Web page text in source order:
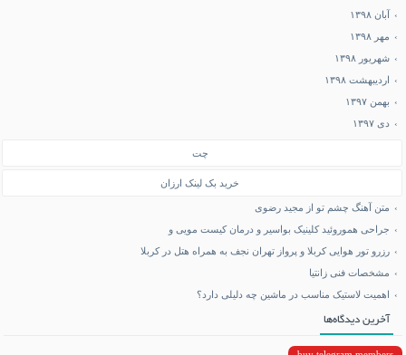
آبان ۱۳۹۸
مهر ۱۳۹۸
شهریور ۱۳۹۸
اردیبهشت ۱۳۹۸
بهمن ۱۳۹۷
دی ۱۳۹۷
چت
خرید بک لینک ارزان
متن آهنگ چشم تو از مجید رضوی
جراحی هموروئید کلینیک بواسیر و درمان کیست مویی و
رزرو تور هوایی کربلا و پرواز تهران نجف به همراه هتل در کربلا
مشخصات فنی زانتیا
اهمیت لاستیک مناسب در ماشین چه دلیلی دارد؟
آخرین دیدگاه‌ها